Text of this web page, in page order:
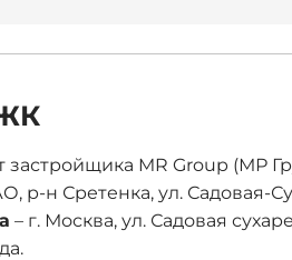
MR Group (МР
р-н Сретенка, ул. Садовая-
– г. Москва, ул. Садовая